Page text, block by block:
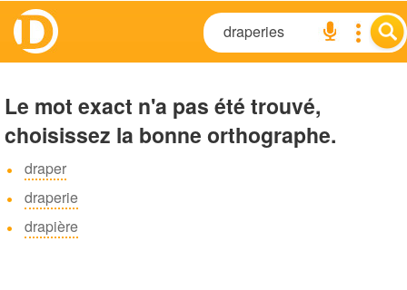
Le mot exact n'a pas été trouvé,
choisissez la bonne orthographe.
draper
draperie
drapière